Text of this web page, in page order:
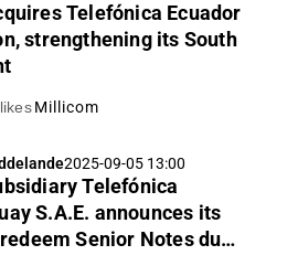
Telefónica Ecuador
strengthening its South
Millicom
2025-09-05 13:00
Telefónica
S.A.E. announces its
Senior Notes due